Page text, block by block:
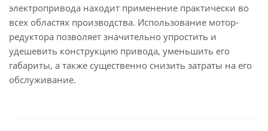
электропривода находит применение практически во
всех областях производства. Использование мотор-
редуктора позволяет значительно упростить и
удешевить конструкцию привода, уменьшить его
габариты, а также существенно снизить затраты на его
обслуживание.